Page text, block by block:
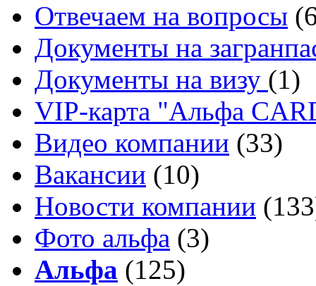
Отвечаем на вопросы
Документы на
Документы на визу (1)
VIP-карта "Альфа
Видео компании (33)
Вакансии (10)
Новости компании
Фото альфа (3)
Альфа (125)